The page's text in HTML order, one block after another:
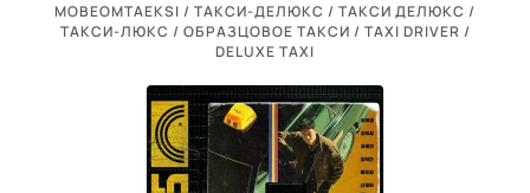
MOBEOMTAEKSI / ТАКСИ-ДЕЛЮКС / ТАКСИ ДЕЛЮКС /
ТАКСИ-ЛЮКС / ОБРАЗЦОВОЕ ТАКСИ / TAXI DRIVER /
DELUXE TAXI